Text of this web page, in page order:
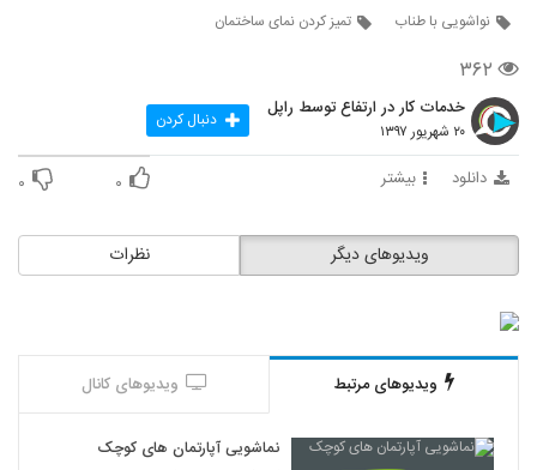
نواشویی با طناب
تمیز کردن نمای ساختمان
۳۶۲
خدمات کار در ارتفاع توسط راپل
۲۰ شهریور ۱۳۹۷ دنبال کردن
دانلود بیشتر ۰ ۰
نظرات ویدیوهای دیگر
ویدیوهای مرتبط ویدیوهای کانال
نماشویی آپارتمان های کوچک